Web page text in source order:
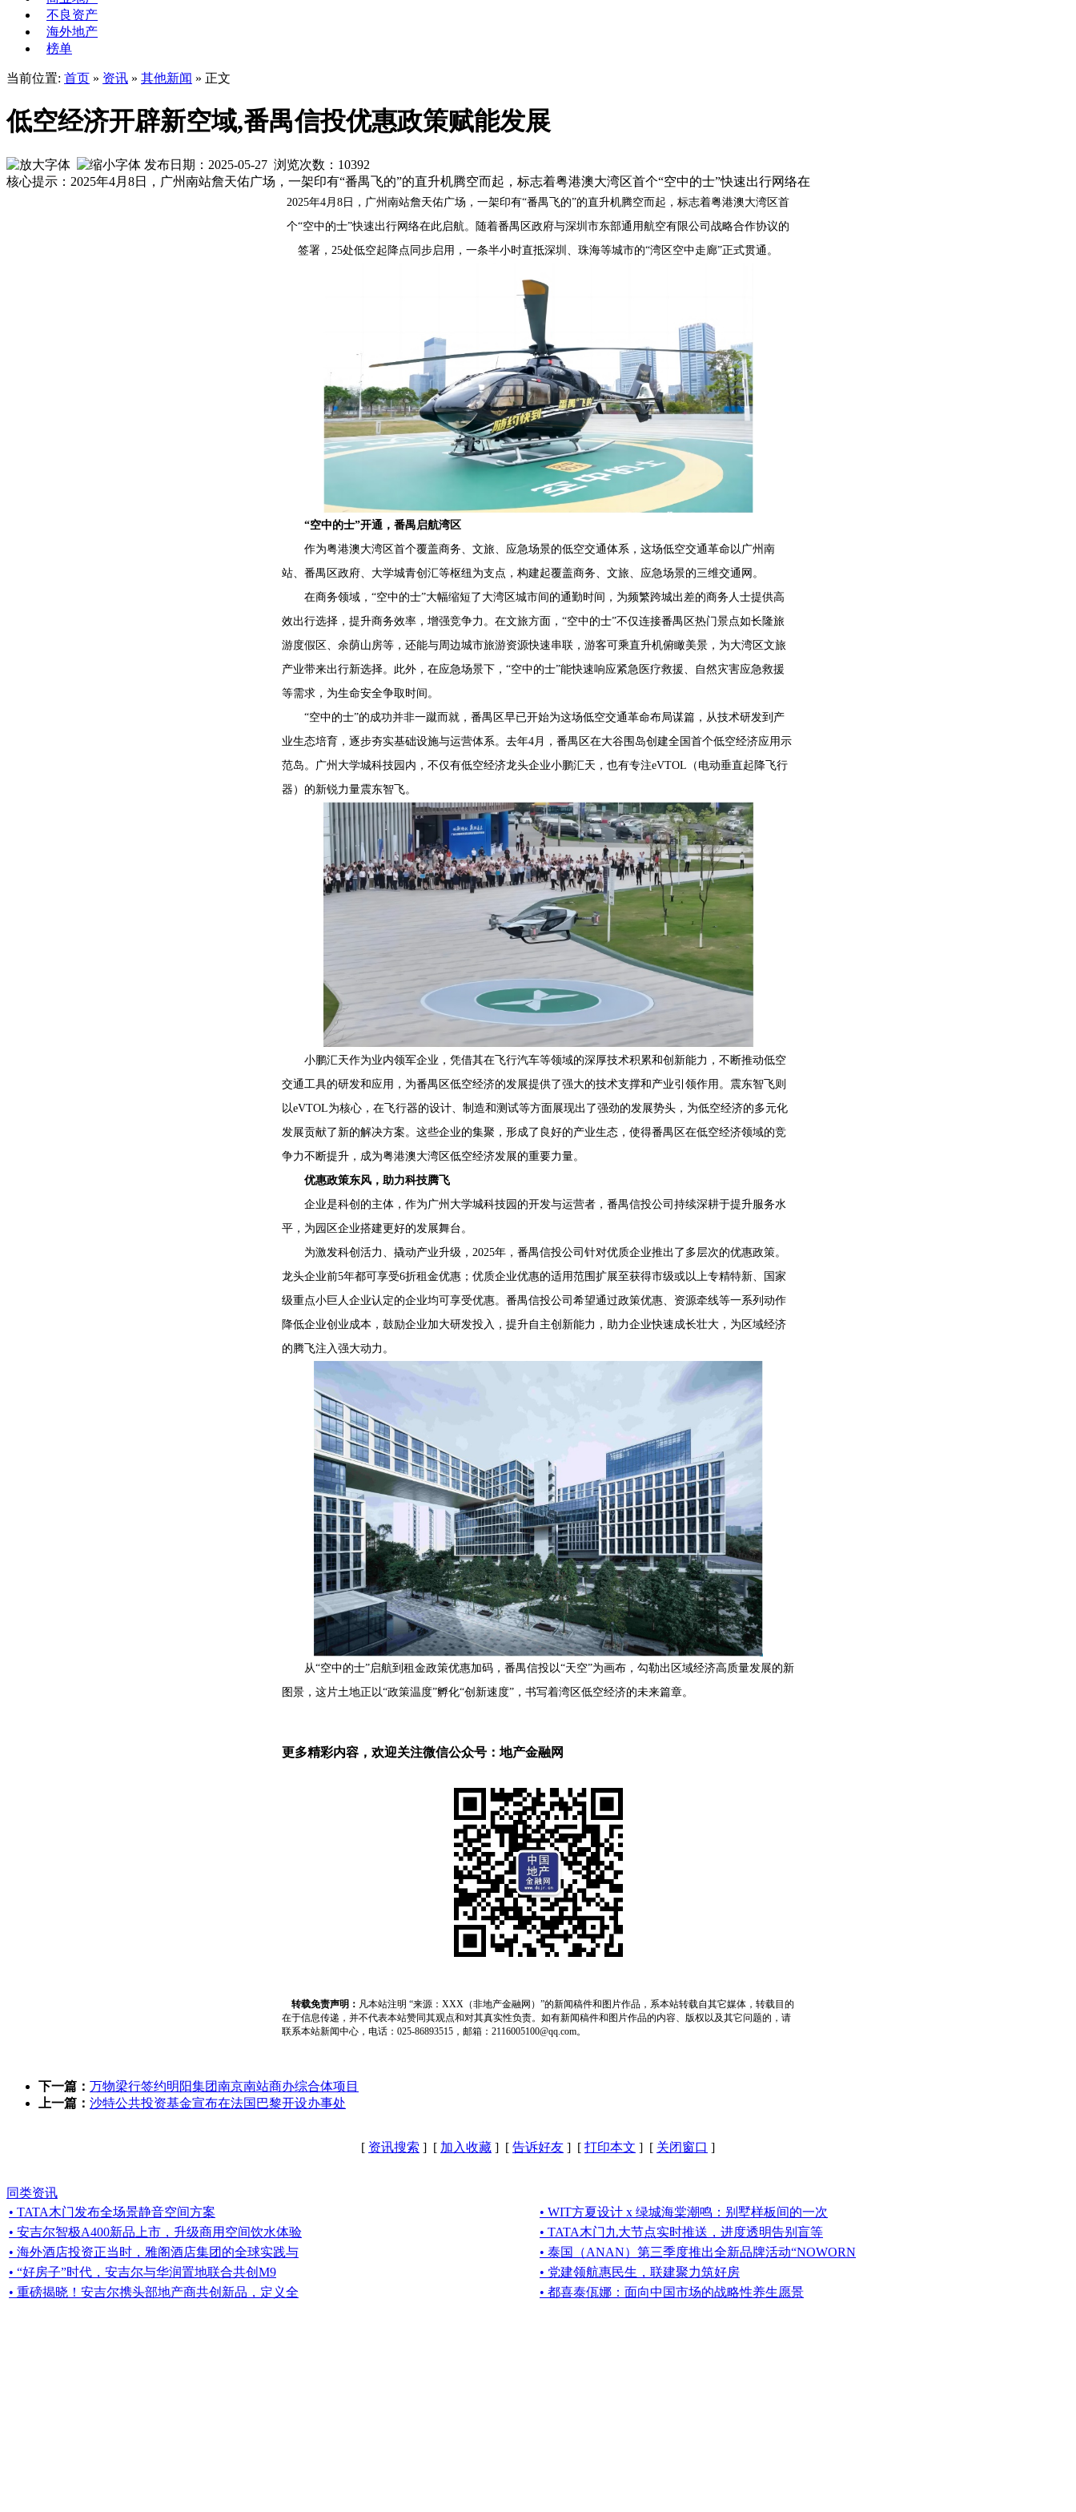
不良资产
海外地产
榜单
当前位置: 首页 » 资讯 » 其他新闻 » 正文
低空经济开辟新空域,番禺信投优惠政策赋能发展
发布日期：2025-05-27 浏览次数： 10392
核心提示：2025年4月8日，广州南站詹天佑广场，一架印有“番禺飞的”的直升机腾空而起，标志着粤港澳大湾区首个“空中的士”快速出行网络在
2025年4月8日，广州南站詹天佑广场，一架印有“番禺飞的”的直升机腾空而起，标志着粤港澳大湾区首
个“空中的士”快速出行网络在此启航。随着番禺区政府与深圳市东部通用航空有限公司战略合作协议的
签署，25处低空起降点同步启用，一条半小时直抵深圳、珠海等城市的“湾区空中走廊”正式贯通。
“空中的士”开通，番禺启航湾区
作为粤港澳大湾区首个覆盖商务、文旅、应急场景的低空交通体系，这场低空交通革命以广州南
站、番禺区政府、大学城青创汇等枢纽为支点，构建起覆盖商务、文旅、应急场景的三维交通网。
在商务领域，“空中的士”大幅缩短了大湾区城市间的通勤时间，为频繁跨城出差的商务人士提供高
效出行选择，提升商务效率，增强竞争力。在文旅方面，“空中的士”不仅连接番禺区热门景点如长隆旅
游度假区、余荫山房等，还能与周边城市旅游资源快速串联，游客可乘直升机俯瞰美景，为大湾区文旅
产业带来出行新选择。此外，在应急场景下，“空中的士”能快速响应紧急医疗救援、自然灾害应急救援
等需求，为生命安全争取时间。
“空中的士”的成功并非一蹴而就，番禺区早已开始为这场低空交通革命布局谋篇，从技术研发到产
业生态培育，逐步夯实基础设施与运营体系。去年4月，番禺区在大谷围岛创建全国首个低空经济应用示
范岛。广州大学城科技园内，不仅有低空经济龙头企业小鹏汇天，也有专注eVTOL（电动垂直起降飞行
器）的新锐力量震东智飞。
小鹏汇天作为业内领军企业，凭借其在飞行汽车等领域的深厚技术积累和创新能力，不断推动低空
交通工具的研发和应用，为番禺区低空经济的发展提供了强大的技术支撑和产业引领作用。震东智飞则
以eVTOL为核心，在飞行器的设计、制造和测试等方面展现出了强劲的发展势头，为低空经济的多元化
发展贡献了新的解决方案。这些企业的集聚，形成了良好的产业生态，使得番禺区在低空经济领域的竞
争力不断提升，成为粤港澳大湾区低空经济发展的重要力量。
优惠政策东风，助力科技腾飞
企业是科创的主体，作为广州大学城科技园的开发与运营者，番禺信投公司持续深耕于提升服务水
平，为园区企业搭建更好的发展舞台。
为激发科创活力、撬动产业升级，2025年，番禺信投公司针对优质企业推出了多层次的优惠政策。
龙头企业前5年都可享受6折租金优惠；优质企业优惠的适用范围扩展至获得市级或以上专精特新、国家
级重点小巨人企业认定的企业均可享受优惠。番禺信投公司希望通过政策优惠、资源牵线等一系列动作
降低企业创业成本，鼓励企业加大研发投入，提升自主创新能力，助力企业快速成长壮大，为区域经济
的腾飞注入强大动力。
从“空中的士”启航到租金政策优惠加码，番禺信投以“天空”为画布，勾勒出区域经济高质量发展的新
图景，这片土地正以“政策温度”孵化“创新速度”，书写着湾区低空经济的未来篇章。
更多精彩内容，欢迎关注微信公众号：地产金融网
转载免责声明： 凡本站注明 “来源：XXX（非地产金融网）”的新闻稿件和图片作品，系本站转载自其它媒体，转载目的
在于信息传递，并不代表本站赞同其观点和对其真实性负责。如有新闻稿件和图片作品的内容、版权以及其它问题的，请
联系本站新闻中心，电话：025-86893515，邮箱：2116005100@qq.com。
下一篇： 万物梁行签约明阳集团南京南站商办综合体项目
上一篇： 沙特公共投资基金宣布在法国巴黎开设办事处
[ 资讯搜索 ] [ 加入收藏 ] [ 告诉好友 ] [ 打印本文 ] [ 关闭窗口 ]
同类资讯
• TATA木门发布全场景静音空间方案
• WIT方夏设计 x 绿城海棠潮鸣：别墅样板间的一次
• 安吉尔智极A400新品上市，升级商用空间饮水体验
• TATA木门九大节点实时推送，进度透明告别盲等
• 海外酒店投资正当时，雅阁酒店集团的全球实践与
• 泰国（ANAN）第三季度推出全新品牌活动“NOWORN
• “好房子”时代，安吉尔与华润置地联合共创M9
• 党建领航惠民生，联建聚力筑好房
• 重磅揭晓！安吉尔携头部地产商共创新品，定义全
• 都喜泰佤娜：面向中国市场的战略性养生愿景